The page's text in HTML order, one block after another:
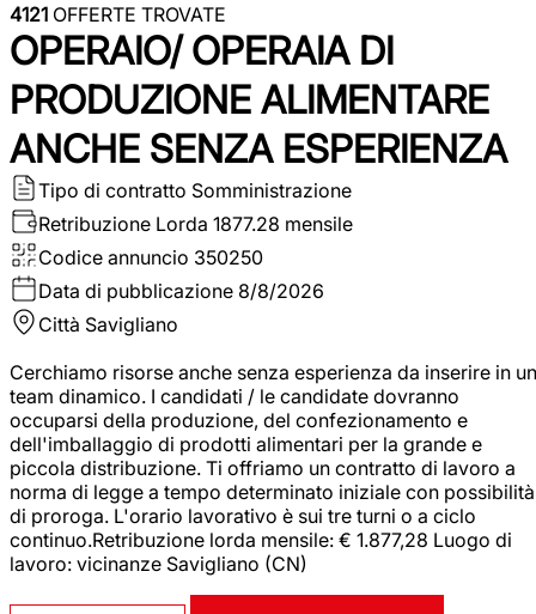
4121 OFFERTE TROVATE
OPERAIO/ OPERAIA DI
PRODUZIONE ALIMENTARE
ANCHE SENZA ESPERIENZA
Tipo di contratto Somministrazione
Retribuzione Lorda 1877.28 mensile
Codice annuncio 350250
Data di pubblicazione 8/8/2026
Città Savigliano
Cerchiamo risorse anche senza esperienza da inserire in un
team dinamico. I candidati / le candidate dovranno
occuparsi della produzione, del confezionamento e
dell'imballaggio di prodotti alimentari per la grande e
piccola distribuzione. Ti offriamo un contratto di lavoro a
norma di legge a tempo determinato iniziale con possibilità
di proroga. L'orario lavorativo è sui tre turni o a ciclo
continuo.Retribuzione lorda mensile: € 1.877,28 Luogo di
lavoro: vicinanze Savigliano (CN)